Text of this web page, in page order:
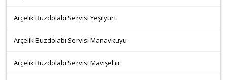
Arçelik Buzdolabı Servisi Yeşilyurt
Arçelik Buzdolabı Servisi Manavkuyu
Arçelik Buzdolabı Servisi Mavişehir